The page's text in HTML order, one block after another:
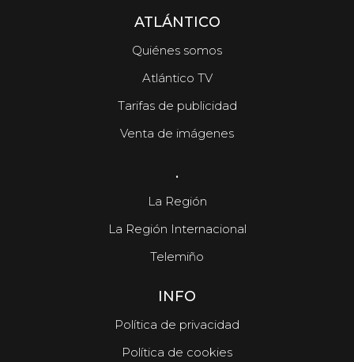
ATLÁNTICO
Quiénes somos
Atlántico TV
Tarifas de publicidad
Venta de imágenes
.
La Región
La Región Internacional
Telemiño
INFO
Política de privacidad
Política de cookies